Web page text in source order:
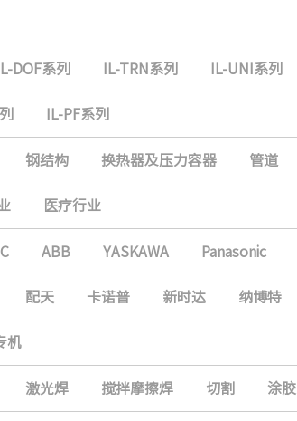
IL-DOF系列 IL-TRN系列 IL-UNI系列
IL-PF系列
钢结构 换热器及压力容器 管道
医疗行业
ABB YASKAWA Panasonic
配天 卡诺普 新时达 纳博特
机
激光焊 搅拌摩擦焊 切割 涂胶